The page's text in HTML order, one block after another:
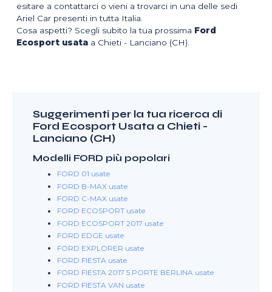
esitare a contattarci o vieni a trovarci in una delle sedi
Ariel Car presenti in tutta Italia.
Cosa aspetti? Scegli subito la tua prossima Ford
Ecosport usata a Chieti - Lanciano (CH).
Suggerimenti per la tua ricerca di
Ford Ecosport Usata a Chieti -
Lanciano (CH)
Modelli FORD più popolari
FORD 01 usate
FORD B-MAX usate
FORD C-MAX usate
FORD ECOSPORT usate
FORD ECOSPORT 2017 usate
FORD EDGE usate
FORD EXPLORER usate
FORD FIESTA usate
FORD FIESTA 2017 5 PORTE BERLINA usate
FORD FIESTA VAN usate